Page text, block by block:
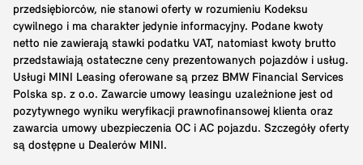
przedsiębiorców, nie stanowi oferty w rozumieniu Kodeksu
cywilnego i ma charakter jedynie informacyjny. Podane kwoty
netto nie zawierają stawki podatku VAT, natomiast kwoty brutto
przedstawiają ostateczne ceny prezentowanych pojazdów i usług.
Usługi MINI Leasing oferowane są przez BMW Financial Services
Polska sp. z o.o. Zawarcie umowy leasingu uzależnione jest od
pozytywnego wyniku weryfikacji prawnofinansowej klienta oraz
zawarcia umowy ubezpieczenia OC i AC pojazdu. Szczegóły oferty
są dostępne u Dealerów MINI.